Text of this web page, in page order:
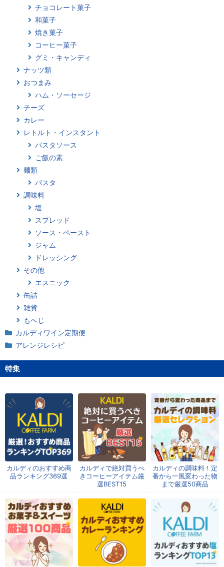
チョコレート菓子
和菓子
焼き菓子
コーヒー菓子
グミ・キャンディ
ナッツ類
おつまみ
ハム・ソーセージ
チーズ
カレー
レトルト・インスタント
パスタソース
ご飯の素
麺類
パスタ
調味料
塩
スプレッド
ソース・ペースト
ジャム
ドレッシング
その他
エスニック
缶詰
雑貨
もへじ
カルディワイン定期便
アレンジレシピ
特集
カルディのおすすめ商
品ランキング369選
カルディで絶対買うべ
きコーヒーアイテム厳
選BEST15
カルディの調味料！定
番から一風変わった物
まで厳選50商品